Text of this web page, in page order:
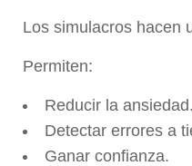
Los simulacros hacen
Permiten:
Reducir la ansiedad.
Detectar errores a
Ganar confianza.